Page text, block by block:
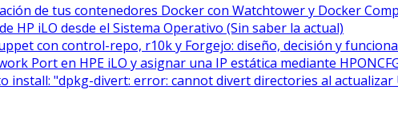
de tus contenedores Docker con Watchtower y Docker
HP iLO desde el Sistema Operativo (Sin saber la actual)
con control-repo, r10k y Forgejo: diseño, decisión y
Port en HPE iLO y asignar una IP estática mediante
install: "dpkg-divert: error: cannot divert directories al actualizar